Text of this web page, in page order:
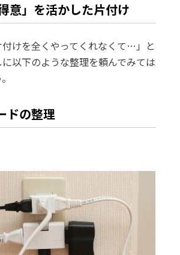
意」を活かした片付け
付けを全くやってくれなくて…」と
以下のような整理を頼んでみては
ドの整理